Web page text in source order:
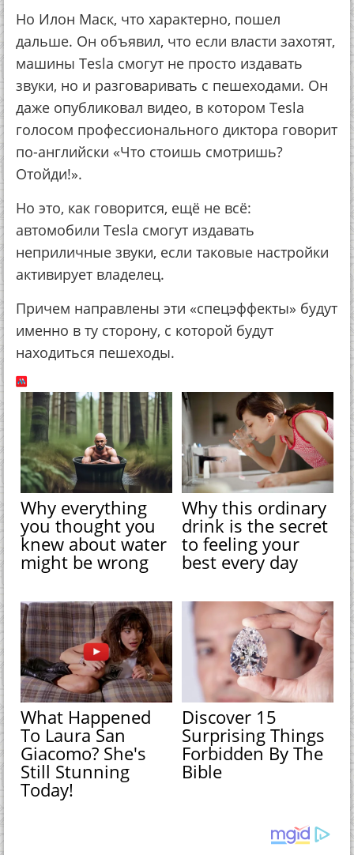
Но Илон Маск, что характерно, пошел
дальше. Он объявил, что если власти захотят,
машины Tesla смогут не просто издавать
звуки, но и разговаривать с пешеходами. Он
даже опубликовал видео, в котором Tesla
голосом профессионального диктора говорит
по-английски «Что стоишь смотришь?
Отойди!».
Но это, как говорится, ещё не всё:
автомобили Tesla смогут издавать
неприличные звуки, если таковые настройки
активирует владелец.
Причем направлены эти «спецэффекты» будут
именно в ту сторону, с которой будут
находиться пешеходы.
Why everything
you thought you
knew about water
might be wrong
Why this ordinary
drink is the secret
to feeling your
best every day
What Happened
To Laura San
Giacomo? She's
Still Stunning
Today!
Discover 15
Surprising Things
Forbidden By The
Bible